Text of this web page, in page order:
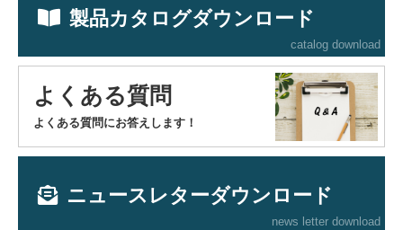
製品カタログダウンロード
catalog download
よくある質問
よくある質問にお答えします！
ニュースレターダウンロード
news letter download